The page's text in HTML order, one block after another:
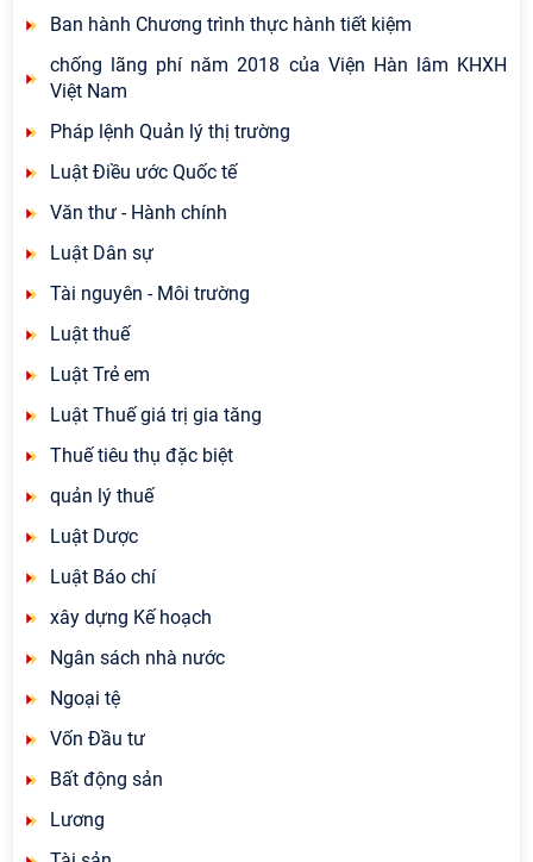
Ban hành Chương trình thực hành tiết kiệm
chống lãng phí năm 2018 của Viện Hàn lâm KHXH
Việt Nam
Pháp lệnh Quản lý thị trường
Luật Điều ước Quốc tế
Văn thư - Hành chính
Luật Dân sự
Tài nguyên - Môi trường
Luật thuế
Luật Trẻ em
Luật Thuế giá trị gia tăng
Thuế tiêu thụ đặc biệt
quản lý thuế
Luật Dược
Luật Báo chí
xây dựng Kế hoạch
Ngân sách nhà nước
Ngoại tệ
Vốn Đầu tư
Bất động sản
Lương